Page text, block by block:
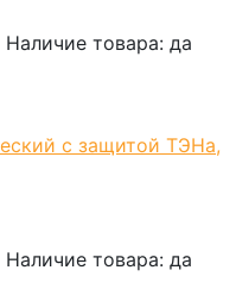
Наличие товара: да
Наличие товара: да